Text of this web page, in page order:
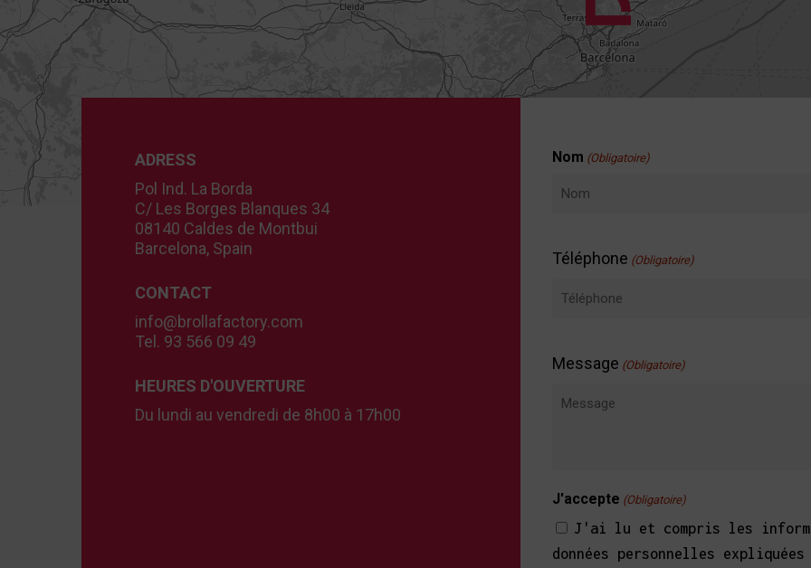
ADRESS
Pol Ind. La Borda
C/ Les Borges Blanques 34
08140 Caldes de Montbui
Barcelona, Spain
CONTACT
info@brollafactory.com
Tel. 93 566 09 49
HEURES D'OUVERTURE
Du lundi au vendredi de 8h00 à 17h00
Nom (Obligatoire)
Téléphone (Obligatoire)
Message (Obligatoire)
J'accepte (Obligatoire)
J'ai lu et compris les
données personnelles